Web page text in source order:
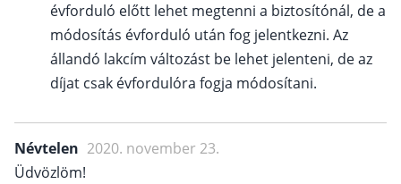
évforduló előtt lehet megtenni a biztosítónál, de a
módosítás évforduló után fog jelentkezni. Az
állandó lakcím változást be lehet jelenteni, de az
díjat csak évfordulóra fogja módosítani.
Névtelen 2020. november 23.
Üdvözlöm!